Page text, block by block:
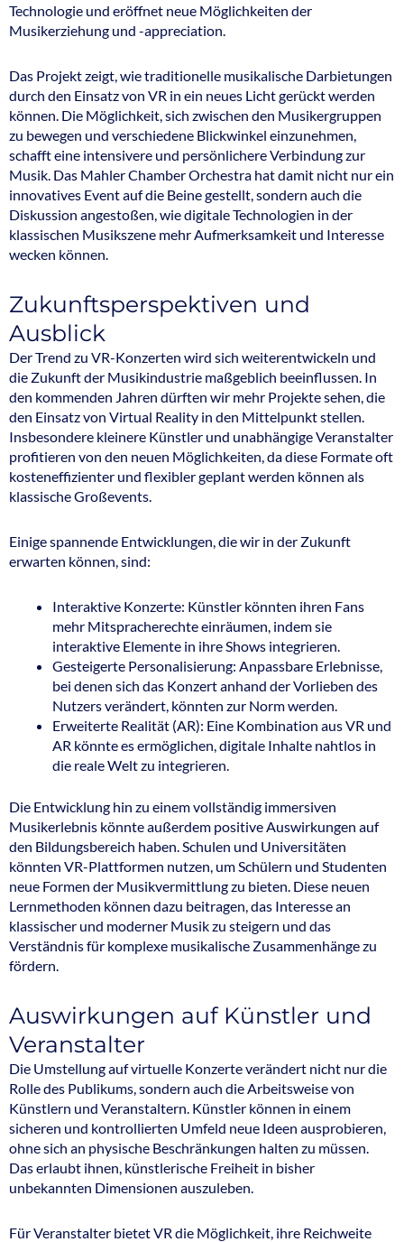
Technologie und eröffnet neue Möglichkeiten der
Musikerziehung und -appreciation.
Das Projekt zeigt, wie traditionelle musikalische Darbietungen
durch den Einsatz von VR in ein neues Licht gerückt werden
können. Die Möglichkeit, sich zwischen den Musikergruppen
zu bewegen und verschiedene Blickwinkel einzunehmen,
schafft eine intensivere und persönlichere Verbindung zur
Musik. Das Mahler Chamber Orchestra hat damit nicht nur ein
innovatives Event auf die Beine gestellt, sondern auch die
Diskussion angestoßen, wie digitale Technologien in der
klassischen Musikszene mehr Aufmerksamkeit und Interesse
wecken können.
Zukunftsperspektiven und
Ausblick
Der Trend zu VR-Konzerten wird sich weiterentwickeln und
die Zukunft der Musikindustrie maßgeblich beeinflussen. In
den kommenden Jahren dürften wir mehr Projekte sehen, die
den Einsatz von Virtual Reality in den Mittelpunkt stellen.
Insbesondere kleinere Künstler und unabhängige Veranstalter
profitieren von den neuen Möglichkeiten, da diese Formate oft
kosteneffizienter und flexibler geplant werden können als
klassische Großevents.
Einige spannende Entwicklungen, die wir in der Zukunft
erwarten können, sind:
Interaktive Konzerte: Künstler könnten ihren Fans
mehr Mitspracherechte einräumen, indem sie
interaktive Elemente in ihre Shows integrieren.
Gesteigerte Personalisierung: Anpassbare Erlebnisse,
bei denen sich das Konzert anhand der Vorlieben des
Nutzers verändert, könnten zur Norm werden.
Erweiterte Realität (AR): Eine Kombination aus VR und
AR könnte es ermöglichen, digitale Inhalte nahtlos in
die reale Welt zu integrieren.
Die Entwicklung hin zu einem vollständig immersiven
Musikerlebnis könnte außerdem positive Auswirkungen auf
den Bildungsbereich haben. Schulen und Universitäten
könnten VR-Plattformen nutzen, um Schülern und Studenten
neue Formen der Musikvermittlung zu bieten. Diese neuen
Lernmethoden können dazu beitragen, das Interesse an
klassischer und moderner Musik zu steigern und das
Verständnis für komplexe musikalische Zusammenhänge zu
fördern.
Auswirkungen auf Künstler und
Veranstalter
Die Umstellung auf virtuelle Konzerte verändert nicht nur die
Rolle des Publikums, sondern auch die Arbeitsweise von
Künstlern und Veranstaltern. Künstler können in einem
sicheren und kontrollierten Umfeld neue Ideen ausprobieren,
ohne sich an physische Beschränkungen halten zu müssen.
Das erlaubt ihnen, künstlerische Freiheit in bisher
unbekannten Dimensionen auszuleben.
Für Veranstalter bietet VR die Möglichkeit, ihre Reichweite